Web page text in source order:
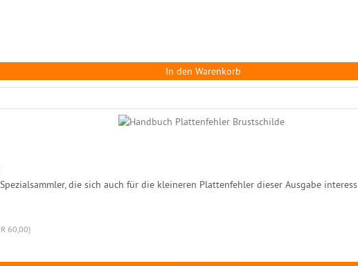
In den Warenkorb
die sich auch für die kleineren Plattenfehler dieser Ausgabe
60,00)